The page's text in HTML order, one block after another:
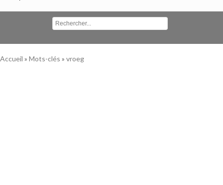
Accueil » Mots-clés » vroeg